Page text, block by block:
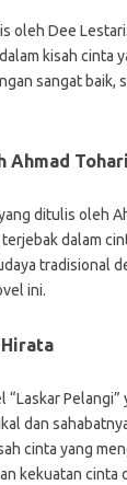
oleh Dee
kisah cinta
sangat baik,
Ahmad Tohari
ditulis oleh
dalam
tradisional
ini.
Hirata
“Laskar
dan
cinta yang
kekuatan